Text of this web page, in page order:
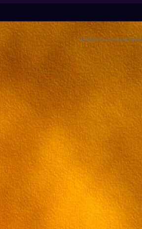
онлайн Эльфийская
Добавлять